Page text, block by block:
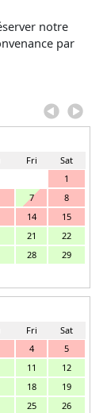
notre
par
Fri
Sat
1
7
8
14
15
21
22
28
29
Fri
Sat
4
5
11
12
18
19
25
26